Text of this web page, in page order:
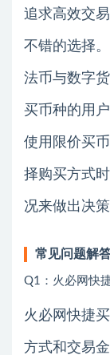
追求高效交
不错的选择
法币与数字
买币种的用
使用限价买
择购买方式
况来做出决策
常见问题解
Q1：火必网快
火必网快捷
方式和交易